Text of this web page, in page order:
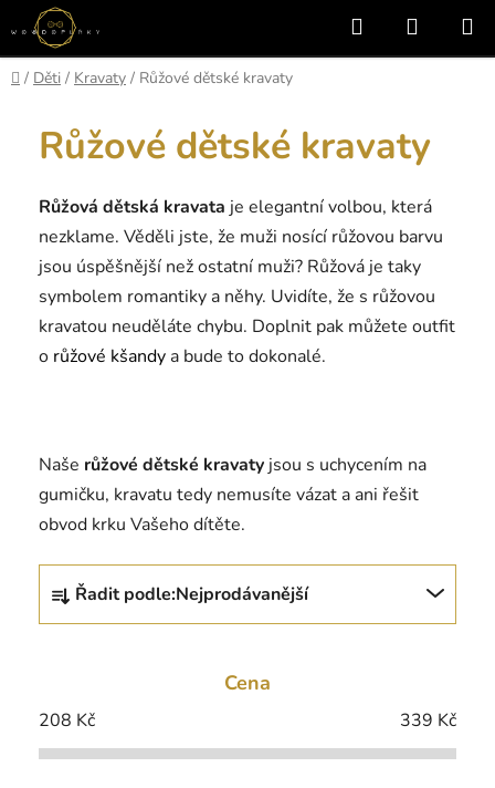
Přejít
na
obsah
Hledat
KOŠÍK
Domů
/ Děti / Kravaty / Růžové dětské kravaty
Růžové dětské kravaty
Růžová dětská kravata je elegantní volbou, která
nezklame. Věděli jste, že muži nosící růžovou barvu
jsou úspěšnější než ostatní muži? Růžová je taky
symbolem romantiky a něhy. Uvidíte, že s růžovou
kravatou neuděláte chybu. Doplnit pak můžete outfit
o růžové kšandy a bude to dokonalé.
Naše růžové dětské kravaty jsou s uchycením na
gumičku, kravatu tedy nemusíte vázat a ani řešit
obvod krku Vašeho dítěte.
Ř
z
í
p
Řadit podle:Nejprodávanější
Cena
208 Kč 339 Kč